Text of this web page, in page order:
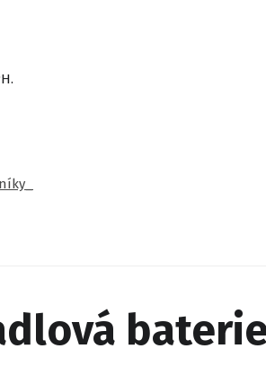
baterie